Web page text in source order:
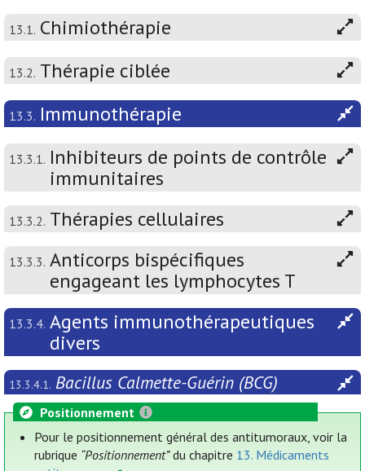
13.1. Chimiothérapie
13.2. Thérapie ciblée
13.3. Immunothérapie
13.3.1. Inhibiteurs de points de contrôle
immunitaires
13.3.2. Thérapies cellulaires
13.3.3. Anticorps bispécifiques
engageant les lymphocytes T
13.3.4. Agents immunothérapeutiques
divers
13.3.4.1. Bacillus Calmette-Guérin (BCG)
Positionnement
Pour le positionnement général des antitumoraux, voir la
rubrique “Positionnement”du chapitre 13. Médicaments